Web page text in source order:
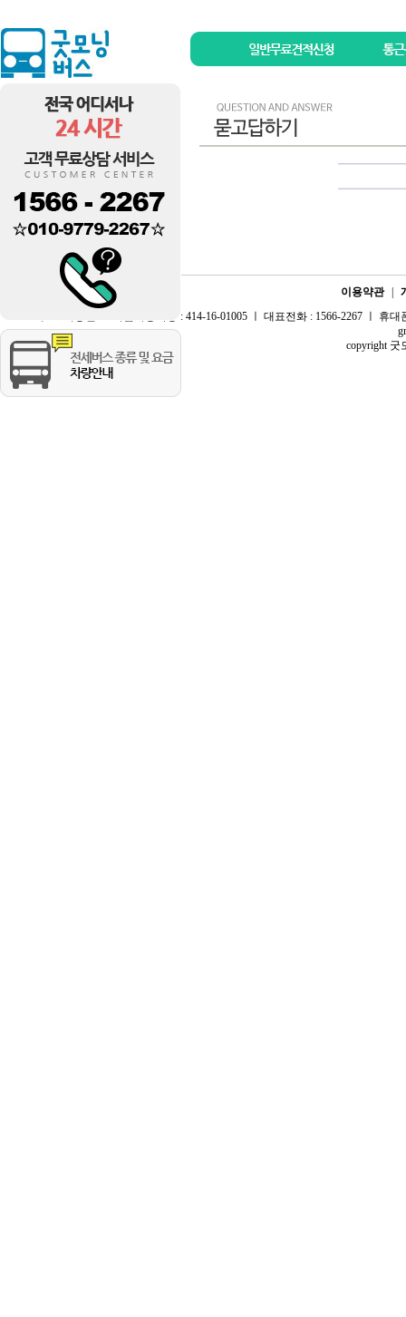
이용약관
대표 : 최종현 ㅣ 사업자등록증 : 414-16-01005 ㅣ 대표전화 : 1566-2267 ㅣ 휴
copyright 굿